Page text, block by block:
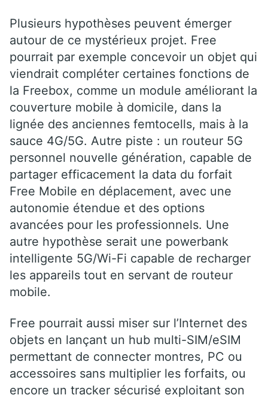
Plusieurs hypothèses peuvent émerger
autour de ce mystérieux projet. Free
pourrait par exemple concevoir un objet qui
viendrait compléter certaines fonctions de
la Freebox, comme un module améliorant la
couverture mobile à domicile, dans la
lignée des anciennes femtocells, mais à la
sauce 4G/5G. Autre piste : un routeur 5G
personnel nouvelle génération, capable de
partager efficacement la data du forfait
Free Mobile en déplacement, avec une
autonomie étendue et des options
avancées pour les professionnels. Une
autre hypothèse serait une powerbank
intelligente 5G/Wi-Fi capable de recharger
les appareils tout en servant de routeur
mobile.
Free pourrait aussi miser sur l’Internet des
objets en lançant un hub multi-SIM/eSIM
permettant de connecter montres, PC ou
accessoires sans multiplier les forfaits, ou
encore un tracker sécurisé exploitant son